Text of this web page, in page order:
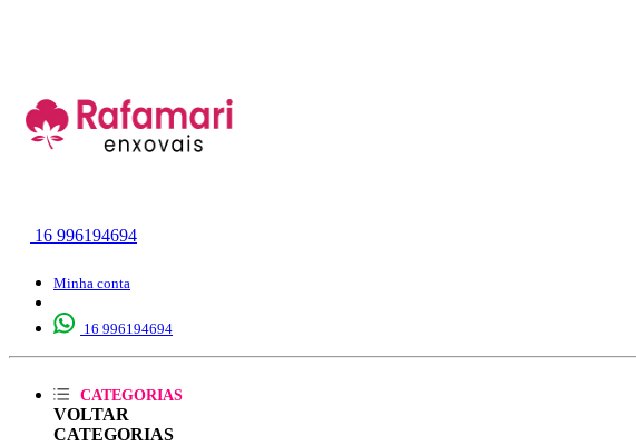
16 996194694
Minha conta
16 996194694
CATEGORIAS
VOLTAR
CATEGORIAS